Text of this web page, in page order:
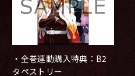
・全巻連動購入特典：B2
タペストリー